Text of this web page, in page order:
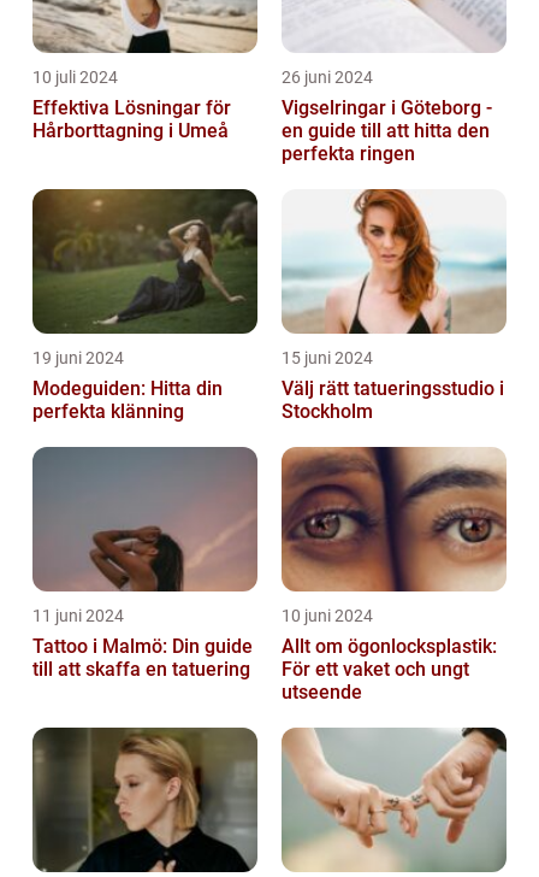
10 juli 2024
Effektiva Lösningar för
Hårborttagning i Umeå
26 juni 2024
Vigselringar i Göteborg -
en guide till att hitta den
perfekta ringen
19 juni 2024
Modeguiden: Hitta din
perfekta klänning
15 juni 2024
Välj rätt tatueringsstudio i
Stockholm
11 juni 2024
Tattoo i Malmö: Din guide
till att skaffa en tatuering
10 juni 2024
Allt om ögonlocksplastik:
För ett vaket och ungt
utseende